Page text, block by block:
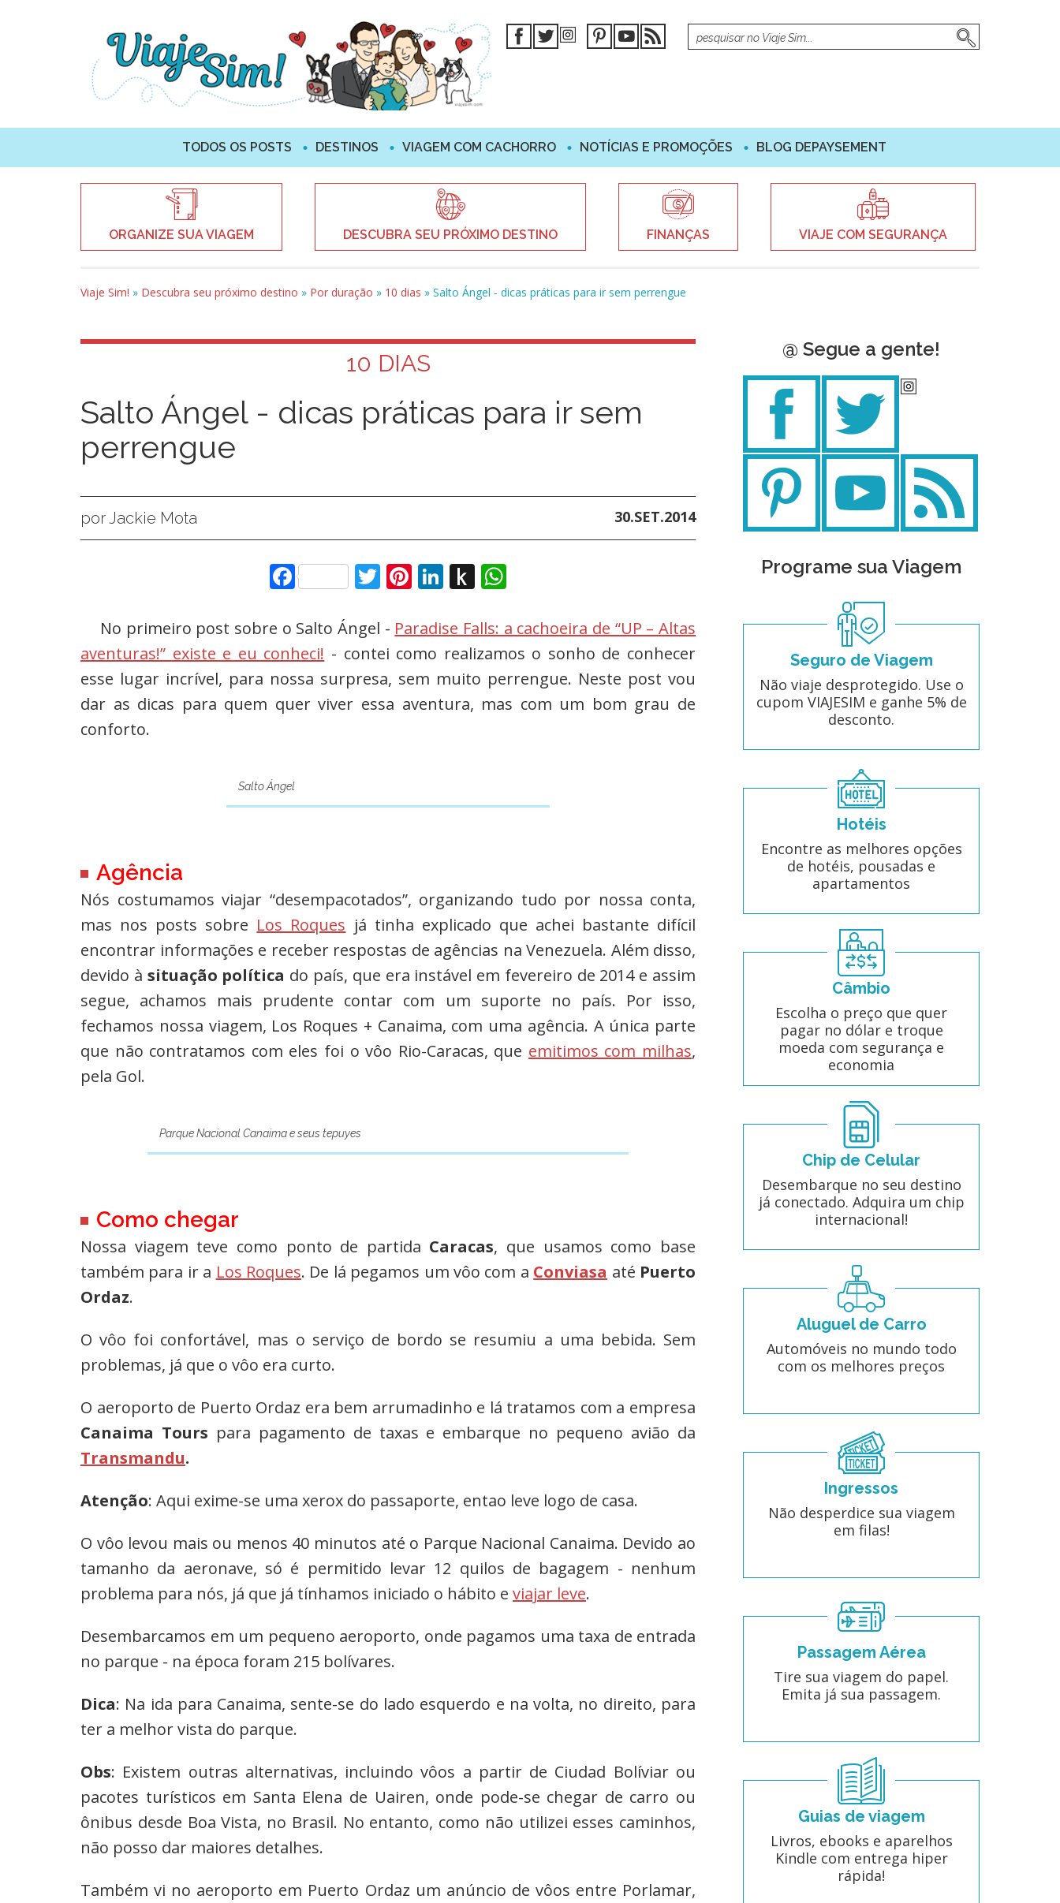
TODOS OS POSTS DESTINOS VIAGEM COM CACHORRO NOTÍCIAS E PROMOÇÕES BLOG DEPAYSEMENT
ORGANIZE SUA VIAGEM DESCUBRA SEU PRÓXIMO DESTINO FINANÇAS VIAJE COM SEGURANÇA
Viaje Sim! » Descubra seu próximo destino » Por duração » 10 dias » Salto Ángel - dicas práticas para ir sem perrengue
10 DIAS
Salto Ángel - dicas práticas para ir sem
perrengue
por Jackie Mota 30.SET.2014
FacebookTwitter
Pinterest
LinkedIn
Push
Kindle
No primeiro post sobre o Salto Ángel - Paradise Falls: a cachoeira de “UP – Altas
aventuras!” existe e eu conheci! - contei como realizamos o sonho de conhecer
esse lugar incrível, para nossa surpresa, sem muito perrengue. Neste post vou
dar as dicas para quem quer viver essa aventura, mas com um bom grau de
conforto.
Salto Ángel
Agência
Nós costumamos viajar “desempacotados”, organizando tudo por nossa conta,
mas nos posts sobre Los Roques já tinha explicado que achei bastante difícil
encontrar informações e receber respostas de agências na Venezuela. Além disso,
devido à situação política do país, que era instável em fevereiro de 2014 e assim
segue, achamos mais prudente contar com um suporte no país. Por isso,
fechamos nossa viagem, Los Roques + Canaima, com uma agência. A única parte
que não contratamos com eles foi o vôo Rio-Caracas, que emitimos com milhas,
pela Gol.
Parque Nacional Canaima e seus tepuyes
Como chegar
Nossa viagem teve como ponto de partida Caracas, que usamos como base
também para ir a Los Roques. De lá pegamos um vôo com a Conviasa até Puerto
Ordaz.
O vôo foi confortável, mas o serviço de bordo se resumiu a uma bebida. Sem
problemas, já que o vôo era curto.
O aeroporto de Puerto Ordaz era bem arrumadinho e lá tratamos com a empresa
Canaima Tours para pagamento de taxas e embarque no pequeno avião da
Transmandu.
Atenção: Aqui exime-se uma xerox do passaporte, entao leve logo de casa.
O vôo levou mais ou menos 40 minutos até o Parque Nacional Canaima. Devido ao
tamanho da aeronave, só é permitido levar 12 quilos de bagagem - nenhum
problema para nós, já que já tínhamos iniciado o hábito e viajar leve.
Desembarcamos em um pequeno aeroporto, onde pagamos uma taxa de entrada
no parque - na época foram 215 bolívares.
Dica: Na ida para Canaima, sente-se do lado esquerdo e na volta, no direito, para
ter a melhor vista do parque.
Obs: Existem outras alternativas, incluindo vôos a partir de Ciudad Bolíviar ou
pacotes turísticos em Santa Elena de Uairen, onde pode-se chegar de carro ou
ônibus desde Boa Vista, no Brasil. No entanto, como não utilizei esses caminhos,
não posso dar maiores detalhes.
Também vi no aeroporto em Puerto Ordaz um anúncio de vôos entre Porlamar,
@ Segue a gente!
Programe sua Viagem
Seguro de Viagem
Não viaje desprotegido. Use o
cupom VIAJESIM e ganhe 5% de
desconto.
Hotéis
Encontre as melhores opções
de hotéis, pousadas e
apartamentos
Câmbio
Escolha o preço que quer
pagar no dólar e troque
moeda com segurança e
economia
Chip de Celular
Desembarque no seu destino
já conectado. Adquira um chip
internacional!
Aluguel de Carro
Automóveis no mundo todo
com os melhores preços
Ingressos
Não desperdice sua viagem
em filas!
Passagem Aérea
Tire sua viagem do papel.
Emita já sua passagem.
Guias de viagem
Livros, ebooks e aparelhos
Kindle com entrega hiper
rápida!